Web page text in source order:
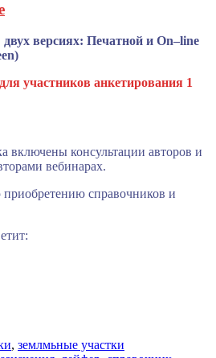
версиях: Печатной и On–line
участников анкетирования 1
включены консультации авторов и
вебинарах.
справочников и
, землмьные участки